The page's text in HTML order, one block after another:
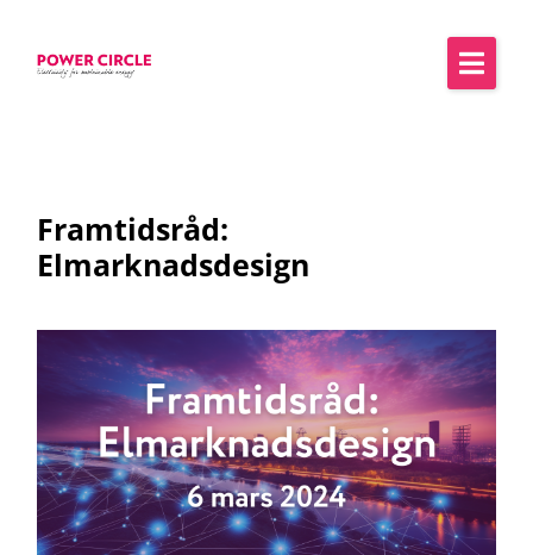
Framtidsråd:
Elmarknadsdesign